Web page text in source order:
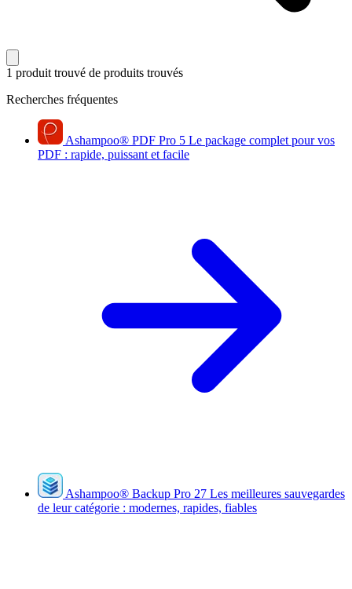
1 produit trouvé de produits trouvés
Recherches fréquentes
Ashampoo® PDF Pro 5 Le package complet pour vos
PDF : rapide, puissant et facile
Ashampoo® Backup Pro 27 Les meilleures sauvegardes
de leur catégorie : modernes, rapides, fiables